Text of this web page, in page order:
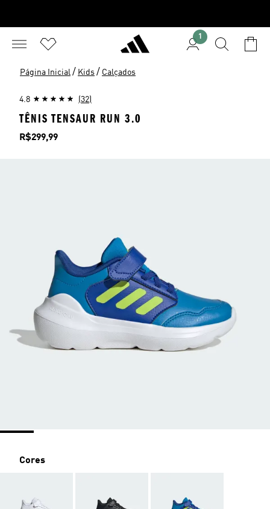
1
Página Inicial / Kids / Calçados
4.8 (32)
TÊNIS TENSAUR RUN 3.0
Preço
R$299,99
Cores